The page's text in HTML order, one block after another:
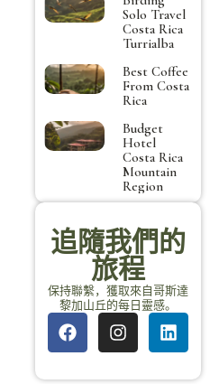
Solo Travel
Costa Rica
Turrialba
Best Coffee
From Costa
Rica
Budget
Hotel
Costa Rica
Mountain
Region
追隨我們的
旅程
保持聯繫，獲取來自哥斯達
黎加山丘的每日靈感。